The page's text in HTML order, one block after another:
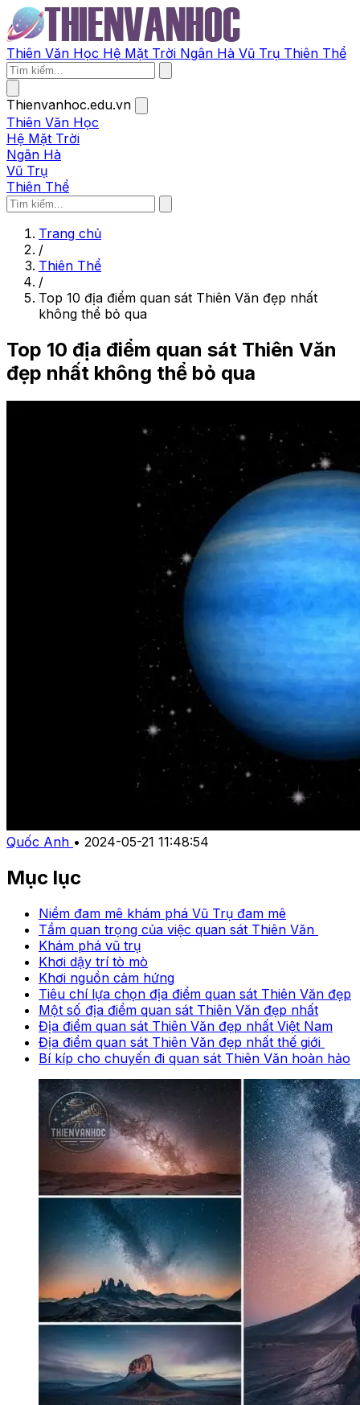
Thiên Văn Học Hệ Mặt Trời Ngân Hà Vũ Trụ Thiên Thể
Thienvanhoc.edu.vn
Thiên Văn Học
Hệ Mặt Trời
Ngân Hà
Vũ Trụ
Thiên Thể
Trang chủ
/
Thiên Thể
/
Top 10 địa điểm quan sát Thiên Văn đẹp nhất
không thể bỏ qua
Top 10 địa điểm quan sát Thiên Văn
đẹp nhất không thể bỏ qua
Quốc Anh • 2024-05-21 11:48:54
Mục lục
Niềm đam mê khám phá Vũ Trụ đam mê
Tầm quan trọng của việc quan sát Thiên Văn
Khám phá vũ trụ
Khơi dậy trí tò mò
Khơi nguồn cảm hứng
Tiêu chí lựa chọn địa điểm quan sát Thiên Văn đẹp
Một số địa điểm quan sát Thiên Văn đẹp nhất
Địa điểm quan sát Thiên Văn đẹp nhất Việt Nam
Địa điểm quan sát Thiên Văn đẹp nhất thế giới
Bí kíp cho chuyến đi quan sát Thiên Văn hoàn hảo